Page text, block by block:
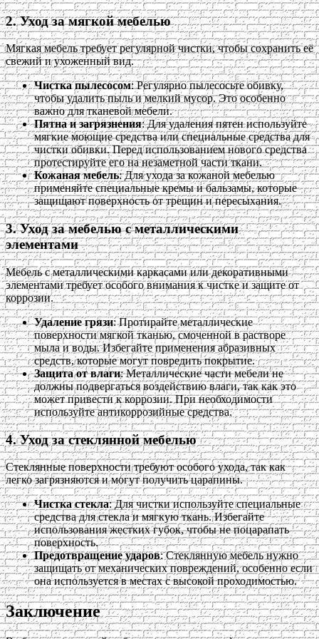
2. Уход за мягкой мебелью
Мягкая мебель требует регулярной чистки, чтобы сохранить её
свежий и ухоженный вид.
Чистка пылесосом: Регулярно пылесосьте обивку,
чтобы удалить пыль и мелкий мусор. Это особенно
важно для тканевой мебели.
Пятна и загрязнения: Для удаления пятен используйте
мягкие моющие средства или специальные средства для
чистки обивки. Перед использованием нового средства
протестируйте его на незаметной части ткани.
Кожаная мебель: Для ухода за кожаной мебелью
применяйте специальные кремы и бальзамы, которые
защищают поверхность от трещин и пересыхания.
3. Уход за мебелью с металлическими
элементами
Мебель с металлическими каркасами или декоративными
элементами требует особого внимания к чистке и защите от
коррозии.
Удаление грязи: Протирайте металлические
поверхности мягкой тканью, смоченной в растворе
мыла и воды. Избегайте применения абразивных
средств, которые могут повредить покрытие.
Защита от влаги: Металлические части мебели не
должны подвергаться воздействию влаги, так как это
может привести к коррозии. При необходимости
используйте антикоррозийные средства.
4. Уход за стеклянной мебелью
Стеклянные поверхности требуют особого ухода, так как
легко загрязняются и могут получить царапины.
Чистка стекла: Для чистки используйте специальные
средства для стекла и мягкую ткань. Избегайте
использования жестких губок, чтобы не поцарапать
поверхность.
Предотвращение ударов: Стеклянную мебель нужно
защищать от механических повреждений, особенно если
она используется в местах с высокой проходимостью.
Заключение